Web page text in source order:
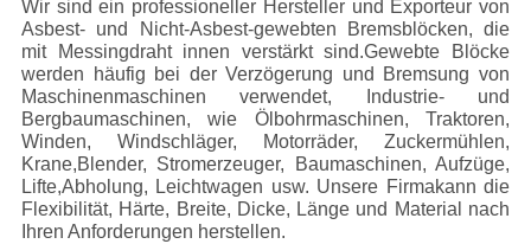
Wir sind ein professioneller Hersteller und Exporteur von
Asbest- und Nicht-Asbest-gewebten Bremsblöcken, die
mit Messingdraht innen verstärkt sind.Gewebte Blöcke
werden häufig bei der Verzögerung und Bremsung von
Maschinenmaschinen verwendet, Industrie- und
Bergbaumaschinen, wie Ölbohrmaschinen, Traktoren,
Winden, Windschläger, Motorräder, Zuckermühlen,
Krane,Blender, Stromerzeuger, Baumaschinen, Aufzüge,
Lifte,Abholung, Leichtwagen usw. Unsere Firmakann die
Flexibilität, Härte, Breite, Dicke, Länge und Material nach
Ihren Anforderungen herstellen.